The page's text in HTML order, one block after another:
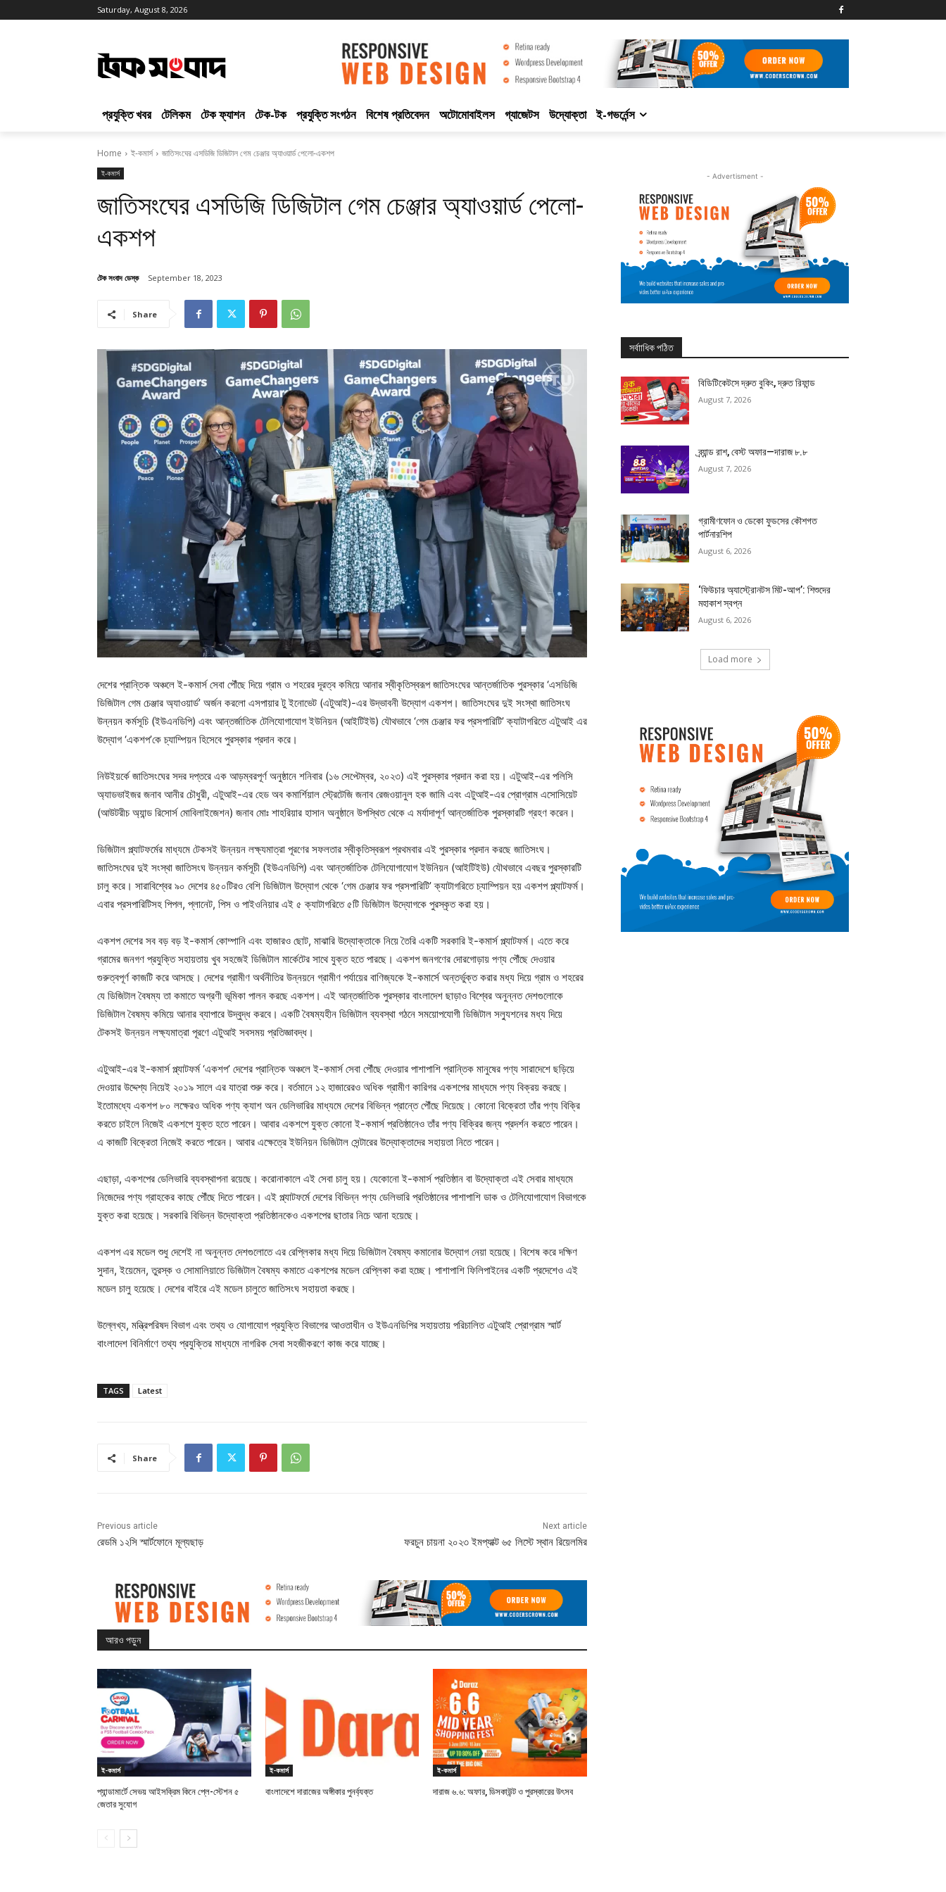
Saturday, August 8, 2026
প্রযুক্তি খবর টেলিকম টেক ফ্যাশন টেক-টক প্রযুক্তি সংগঠন বিশেষ প্রতিবেদন অটোমোবাইলস গ্যাজেটস উদ্যোক্তা ই-গভর্নেন্স
Home ই-কমার্স জাতিসংঘের এসডিজি ডিজিটাল গেম চেঞ্জার অ্যাওয়ার্ড পেলো-একশপ
ই-কমার্স
জাতিসংঘের এসডিজি ডিজিটাল গেম চেঞ্জার অ্যাওয়ার্ড পেলো-
একশপ
টেক সংবাদ ডেস্ক September 18, 2023
Share
দেশের প্রান্তিক অঞ্চলে ই-কমার্স সেবা পৌঁছে দিয়ে গ্রাম ও শহরের দূরত্ব কমিয়ে আনার স্বীকৃতিস্বরূপ জাতিসংঘের আন্তর্জাতিক পুরস্কার ‘এসডিজি
ডিজিটাল গেম চেঞ্জার অ্যাওয়ার্ড’ অর্জন করলো এসপায়ার টু ইনোভেট (এটুআই)-এর উদ্ভাবনী উদ্যোগ একশপ। জাতিসংঘের দুই সংস্থা জাতিসংঘ
উন্নয়ন কর্মসূচি (ইউএনডিপি) এবং আন্তর্জাতিক টেলিযোগাযোগ ইউনিয়ন (আইটিইউ) যৌথভাবে ‘গেম চেঞ্জার ফর প্রসপারিটি’ ক্যাটাগরিতে এটুআই এর
উদ্যোগ ‘একশপ’কে চ্যাম্পিয়ন হিসেবে পুরস্কার প্রদান করে।
নিউইয়র্কে জাতিসংঘের সদর দপ্তরে এক আড়ম্বরপূর্ণ অনুষ্ঠানে শনিবার (১৬ সেপ্টেম্বর, ২০২৩) এই পুরস্কার প্রদান করা হয়। এটুআই-এর পলিসি
অ্যাডভাইজর জনাব আনীর চৌধুরী, এটুআই-এর হেড অব কমার্শিয়াল স্ট্রেটেজি জনাব রেজওয়ানুল হক জামি এবং এটুআই-এর প্রোগ্রাম এসোসিয়েট
(আউটরীচ অ্যান্ড রিসোর্স মোবিলাইজেশন) জনাব মোঃ শাহরিয়ার হাসান অনুষ্ঠানে উপস্থিত থেকে এ মর্যাদাপূর্ণ আন্তর্জাতিক পুরস্কারটি গ্রহণ করেন।
ডিজিটাল প্ল্যাটফর্মের মাধ্যমে টেকসই উন্নয়ন লক্ষ্যমাত্রা পূরণের সফলতার স্বীকৃতিস্বরূপ প্রথমবার এই পুরস্কার প্রদান করছে জাতিসংঘ।
জাতিসংঘের দুই সংস্থা জাতিসংঘ উন্নয়ন কর্মসূচী (ইউএনডিপি) এবং আন্তর্জাতিক টেলিযোগাযোগ ইউনিয়ন (আইটিইউ) যৌথভাবে এবছর পুরস্কারটি
চালু করে। সারাবিশ্বের ৯০ দেশের ৪৫০টিরও বেশি ডিজিটাল উদ্যোগ থেকে ‘গেম চেঞ্জার ফর প্রসপারিটি’ ক্যাটাগরিতে চ্যাম্পিয়ন হয় একশপ প্ল্যাটফর্ম।
এবার প্রসপারিটিসহ পিপল, প্লানেট, পিস ও পাইওনিয়ার এই ৫ ক্যাটাগরিতে ৫টি ডিজিটাল উদ্যোগকে পুরস্কৃত করা হয়।
একশপ দেশের সব বড় বড় ই-কমার্স কোম্পানি এবং হাজারও ছোট, মাঝারি উদ্যোক্তাকে নিয়ে তৈরি একটি সরকারি ই-কমার্স প্ল্যাটফর্ম। এতে করে
গ্রামের জনগণ প্রযুক্তি সহায়তায় খুব সহজেই ডিজিটাল মার্কেটের সাথে যুক্ত হতে পারছে। একশপ জনগণের দোরগোড়ায় পণ্য পৌঁছে দেওয়ার
গুরুত্বপূর্ণ কাজটি করে আসছে। দেশের গ্রামীণ অর্থনীতির উন্নয়নে গ্রামীণ পর্যায়ের বাণিজ্যকে ই-কমার্সে অন্তর্ভুক্ত করার মধ্য দিয়ে গ্রাম ও শহরের
যে ডিজিটাল বৈষম্য তা কমাতে অগ্রণী ভূমিকা পালন করছে একশপ। এই আন্তর্জাতিক পুরস্কার বাংলাদেশ ছাড়াও বিশ্বের অনুন্নত দেশগুলোকে
ডিজিটাল বৈষম্য কমিয়ে আনার ব্যাপারে উদ্বুদ্ধ করবে। একটি বৈষম্যহীন ডিজিটাল ব্যবস্থা গঠনে সময়োপযোগী ডিজিটাল সল্যুশনের মধ্য দিয়ে
টেকসই উন্নয়ন লক্ষ্যমাত্রা পূরণে এটুআই সবসময় প্রতিজ্ঞাবদ্ধ।
এটুআই-এর ই-কমার্স প্ল্যাটফর্ম ‘একশপ’ দেশের প্রান্তিক অঞ্চলে ই-কমার্স সেবা পৌঁছে দেওয়ার পাশাপাশি প্রান্তিক মানুষের পণ্য সারাদেশে ছড়িয়ে
দেওয়ার উদ্দেশ্য নিয়েই ২০১৯ সালে এর যাত্রা শুরু করে। বর্তমানে ১২ হাজারেরও অধিক গ্রামীণ কারিগর একশপের মাধ্যমে পণ্য বিক্রয় করছে।
ইতোমধ্যে একশপ ৮০ লক্ষেরও অধিক পণ্য ক্যাশ অন ডেলিভারির মাধ্যমে দেশের বিভিন্ন প্রান্তে পৌঁছে দিয়েছে। কোনো বিক্রেতা তাঁর পণ্য বিক্রি
করতে চাইলে নিজেই একশপে যুক্ত হতে পারেন। আবার একশপে যুক্ত কোনো ই-কমার্স প্রতিষ্ঠানেও তাঁর পণ্য বিক্রির জন্য প্রদর্শন করতে পারেন।
এ কাজটি বিক্রেতা নিজেই করতে পারেন। আবার এক্ষেত্রে ইউনিয়ন ডিজিটাল সেন্টারের উদ্যোক্তাদের সহায়তা নিতে পারেন।
এছাড়া, একশপের ডেলিভারি ব্যবস্থাপনা রয়েছে। করোনাকালে এই সেবা চালু হয়। যেকোনো ই-কমার্স প্রতিষ্ঠান বা উদ্যোক্তা এই সেবার মাধ্যমে
নিজেদের পণ্য গ্রাহকের কাছে পৌঁছে দিতে পারেন। এই প্ল্যাটফর্মে দেশের বিভিন্ন পণ্য ডেলিভারি প্রতিষ্ঠানের পাশাপাশি ডাক ও টেলিযোগাযোগ বিভাগকে
যুক্ত করা হয়েছে। সরকারি বিভিন্ন উদ্যোক্তা প্রতিষ্ঠানকেও একশপের ছাতার নিচে আনা হয়েছে।
একশপ এর মডেল শুধু দেশেই না অনুন্নত দেশগুলোতে এর রেপ্লিকার মধ্য দিয়ে ডিজিটাল বৈষম্য কমানোর উদ্যোগ নেয়া হয়েছে। বিশেষ করে দক্ষিণ
সুদান, ইয়েমেন, তুরস্ক ও সোমালিয়াতে ডিজিটাল বৈষম্য কমাতে একশপের মডেল রেপ্লিকা করা হচ্ছে। পাশাপাশি ফিলিপাইনের একটি প্রদেশেও এই
মডেল চালু হয়েছে। দেশের বাইরে এই মডেল চালুতে জাতিসংঘ সহায়তা করছে।
উল্লেখ্য, মন্ত্রিপরিষদ বিভাগ এবং তথ্য ও যোগাযোগ প্রযুক্তি বিভাগের আওতাধীন ও ইউএনডিপির সহায়তায় পরিচালিত এটুআই প্রোগ্রাম স্মার্ট
বাংলাদেশ বিনির্মাণে তথ্য প্রযুক্তির মাধ্যমে নাগরিক সেবা সহজীকরণে কাজ করে যাচ্ছে।
TAGS Latest
Share
Previous article
রেডমি ১২সি স্মার্টফোনে মূল্যছাড়
Next article
ফরচুন চায়না ২০২৩ ইমপ্যাক্ট ৬৫ লিস্টে স্থান রিয়েলমির
আরও পড়ুন
ই-কমার্স
প্যান্ডামার্টে সেভয় আইসক্রিম কিনে প্লে-স্টেশন ৫
জেতার সুযোগ
ই-কমার্স
বাংলাদেশে দারাজের অঙ্গীকার পুনর্ব্যক্ত
ই-কমার্স
দারাজ ৬.৬: অফার, ডিসকাউন্ট ও পুরস্কারের উৎসব
- Advertisment -
সর্বাাধিক পঠিত
বিডিটিকেটসে দ্রুত বুকিং, দ্রুত রিফান্ড
August 7, 2026
ব্র্যান্ড রাশ, বেস্ট অফার—দারাজ ৮.৮
August 7, 2026
গ্রামীণফোন ও ডেকো ফুডসের কৌশগত
পার্টনারশিপ
August 6, 2026
‘ফিউচার অ্যাস্ট্রোনটস মিট-আপ’: শিশুদের
মহাকাশ স্বপ্ন
August 6, 2026
Load more